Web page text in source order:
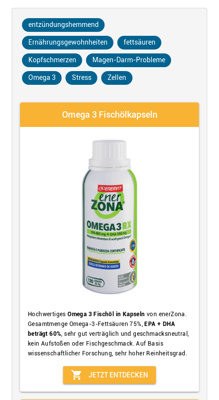
entzündungshemmend
Ernährungsgewohnheiten fettsäuren
Kopfschmerzen Magen-Darm-Probleme
Omega 3 Stress Zellen
Omega 3 Fischölkapseln
HochwertigesOmega 3 Fischöl in Kapseln von enerZona.
Gesamtmenge Omega-3-Fettsäuren 75%,EPA + DHA
beträgt 60% , sehr gut verträglich und geschmacksneutral,
kein Aufstoßen oder Fischgeschmack. Auf Basis
wissenschaftlicher Forschung, sehr hoher Reinheitsgrad.
shopping_cart JETZT ENTDECKEN